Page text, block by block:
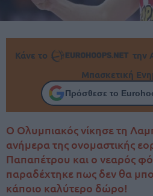
Κάνε το
την
Μπασκετική
Πρόσθεσε το
Ο Ολυμπιακός νίκησε τη
ανήμερα της ονομαστικής
Παπαπέτρου και ο νεαρός
παραδέχτηκε πως δεν θα
κάποιο καλύτερο δώρο!